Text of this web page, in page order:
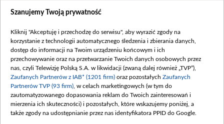
Dostępność
Procedura zgłoszeń wewnętrznych
Szanujemy Twoją prywatność
Kliknij "Akceptuję i przechodzę do serwisu", aby wyrazić zgody na
korzystanie z technologii automatycznego śledzenia i zbierania danych,
dostęp do informacji na Twoim urządzeniu końcowym i ich
przechowywanie oraz na przetwarzanie Twoich danych osobowych przez
nas, czyli Telewizję Polską S.A. w likwidacji (zwaną dalej również „TVP”),
Zaufanych Partnerów z IAB* (1201 firm) oraz pozostałych Zaufanych
Partnerów TVP (93 firm) , w celach marketingowych (w tym do
zautomatyzowanego dopasowania reklam do Twoich zainteresowań i
mierzenia ich skuteczności) i pozostałych, które wskazujemy poniżej, a
także zgody na udostępnianie przez nas identyfikatora PPID do Google.